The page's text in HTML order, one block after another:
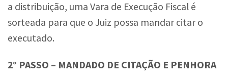
a distribuição, uma Vara de Execução Fiscal é
sorteada para que o Juiz possa mandar citar o
executado.
2° PASSO – MANDADO DE CITAÇÃO E PENHORA